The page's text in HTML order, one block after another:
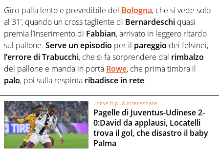
Giro-palla lento e prevedibile del Bologna, che si vede solo
al 31’, quando un cross tagliente di Bernardeschi quasi
premia l’inserimento di Fabbian, arrivato in leggero ritardo
sul pallone. Serve un episodio per il pareggio dei felsinei,
l’errore di Trabucchi, che si fa sorprendere dal rimbalzo
del pallone e manda in porta Rowe, che prima timbra il
palo, poi sulla respinta ribadisce in rete.
Forse ti può interessare
Pagelle di Juventus-Udinese 2-
0:David da applausi, Locatelli
trova il gol, che disastro il baby
Palma